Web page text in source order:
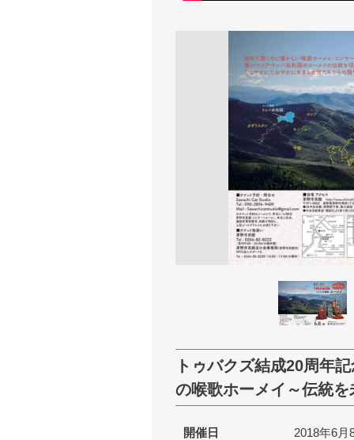
トゥバクズ結成20周年
の喉歌ホーメイ～伝統
開催日 2018年6月